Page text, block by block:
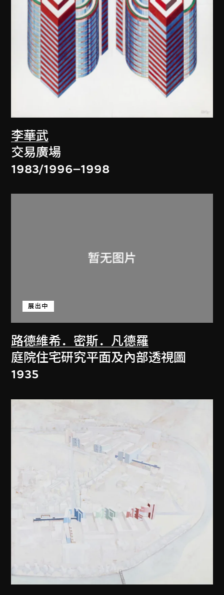
李華武
交易廣場
1983/1996–1998
路德維希．密斯．凡德羅
展出中
庭院住宅研究平面及內部透視圖
1935